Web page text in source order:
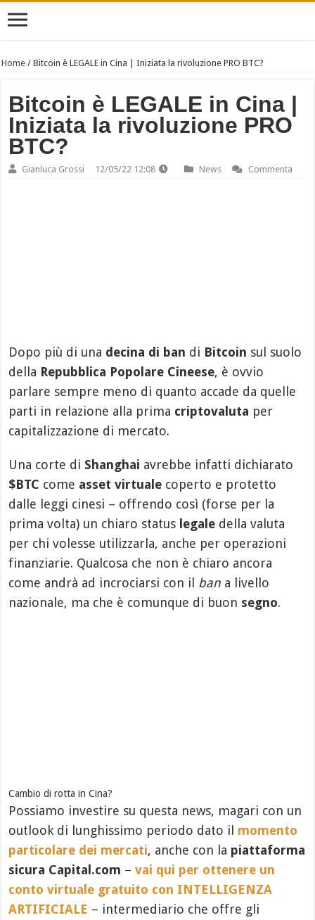
Home /Bitcoin è LEGALE in Cina | Iniziata la rivoluzione PRO BTC?
Bitcoin è LEGALE in Cina |
Iniziata la rivoluzione PRO
BTC?
Gianluca Grossi 12/05/22 12:08 News Commenta
Dopo più di una decina di ban di Bitcoin sul suolo
della Repubblica Popolare Cineese, è ovvio
parlare sempre meno di quanto accade da quelle
parti in relazione alla prima criptovaluta per
capitalizzazione di mercato.
Una corte di Shanghai avrebbe infatti dichiarato
$BTC come asset virtuale coperto e protetto
dalle leggi cinesi – offrendo così (forse per la
prima volta) un chiaro status legale della valuta
per chi volesse utilizzarla, anche per operazioni
finanziarie. Qualcosa che non è chiaro ancora
come andrà ad incrociarsi con il ban a livello
nazionale, ma che è comunque di buon segno.
Cambio di rotta in Cina?
Possiamo investire su questa news, magari con un
outlook di lunghissimo periodo dato il momento
particolare dei mercati, anche con la piattaforma
sicura Capital.com –vai qui per ottenere un
conto virtuale gratuito con INTELLIGENZA
ARTIFICIALE – intermediario che offre gli